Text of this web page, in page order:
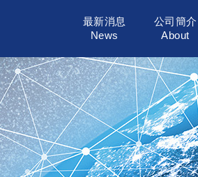
最新消息
News
公司簡介
About